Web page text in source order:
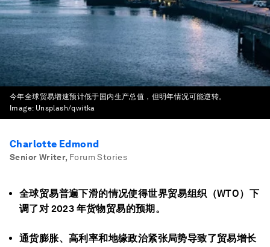
今年全球贸易增速预计低于国内生产总值，但明年情况可能逆转。
Image: Unsplash/qwitka
Charlotte Edmond
Senior Writer, Forum Stories
全球贸易普遍下滑的情况使得世界贸易组织（WTO）下
调了对 2023 年货物贸易的预期。
通货膨胀、高利率和地缘政治紧张局势导致了贸易增长